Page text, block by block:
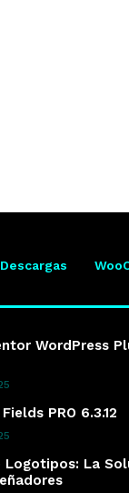
Descargas
WordPress
PRO 6.3.12
Logotipos: La